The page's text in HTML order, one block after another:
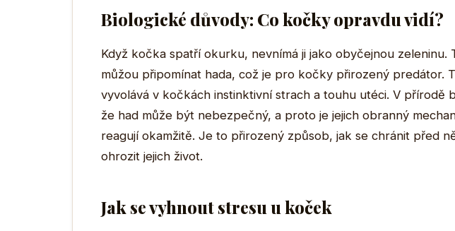
Biologické důvody: Co kočky opravdu vidí?
Když kočka spatří okurku, nevnímá ji jako obyčejnou zeleninu.
můžou připomínat hada, což je pro kočky přirozený predátor.
vyvolává v kočkách instinktivní strach a touhu utéci. V přírodě
že had může být nebezpečný, a proto je jejich obranný
reagují okamžitě. Je to přirozený způsob, jak se chránit před
ohrozit jejich život.
Jak se vyhnout stresu u koček